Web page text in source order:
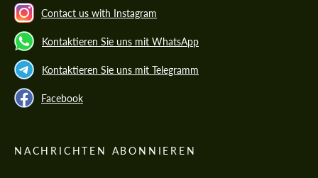
Contact us with Instagram
Kontaktieren Sie uns mit WhatsApp
Kontaktieren Sie uns mit Telegramm
Facebook
NACHRICHTEN ABONNIEREN